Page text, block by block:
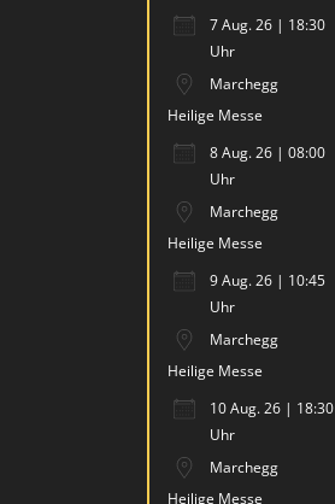
7 Aug. 26 | 18:30
Uhr
Marchegg
Heilige Messe
8 Aug. 26 | 08:00
Uhr
Marchegg
Heilige Messe
9 Aug. 26 | 10:45
Uhr
Marchegg
Heilige Messe
10 Aug. 26 | 18:30
Uhr
Marchegg
Heilige Messe